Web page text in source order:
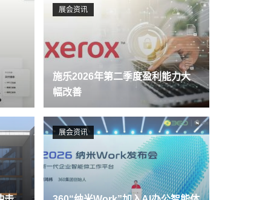
展会资讯
施乐2026年第二季度盈利能力大
幅改善
展会资讯